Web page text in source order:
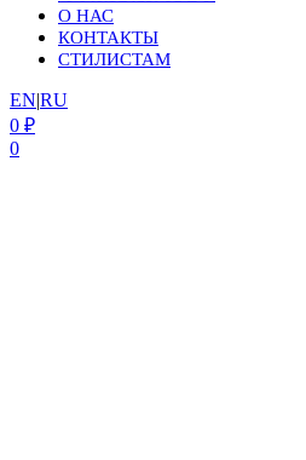
О НАС
КОНТАКТЫ
СТИЛИСТАМ
EN|RU
0 ₽
0